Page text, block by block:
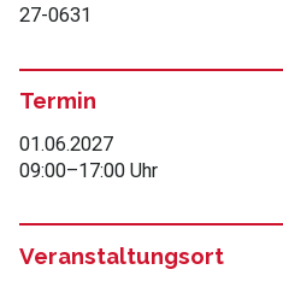
27-0631
Termin
01.06.2027
09:00–17:00 Uhr
Veranstaltungsort